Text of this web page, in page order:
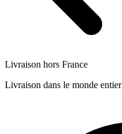
Livraison hors France
Livraison dans le monde entier